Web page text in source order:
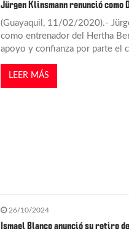
Jürgen Klinsmann renunció como
(Guayaquil, 11/02/2020).-
como entrenador del Hertha
apoyo y confianza por parte el
LEER MÁS
26/10/2024
Ismael Blanco anunció su retiro